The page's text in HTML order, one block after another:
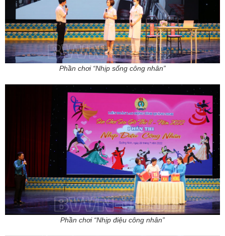
Phần chơi “Nhịp sống công nhân”
Phần chơi “Nhịp điệu công nhân”